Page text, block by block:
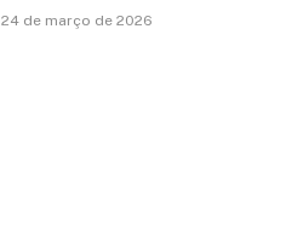
24 de março de 2026